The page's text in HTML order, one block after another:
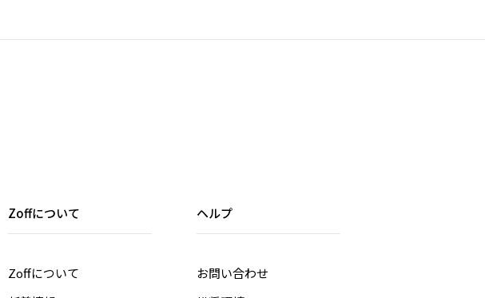
Zoffについて
Zoffについて
ヘルプ
お問い合わせ